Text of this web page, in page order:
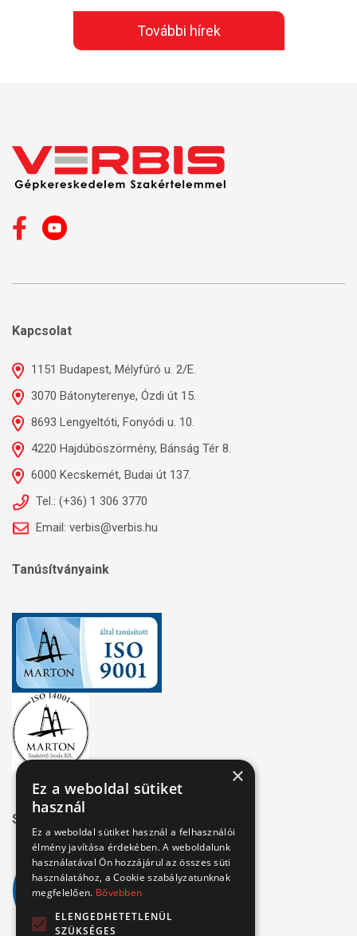
További hírek
Kapcsolat
1151 Budapest, Mélyfúró u. 2/E.
3070 Bátonyterenye, Ózdi út 15.
8693 Lengyeltóti, Fonyódi u. 10.
4220 Hajdúböszörmény, Bánság Tér 8.
6000 Kecskemét, Budai út 137.
Tel.: (+36) 1 306 3770
Email: verbis@verbis.hu
Tanúsítványaink
Széchenyi 2020
×
Ez a weboldal sütiket
használ
Ez a weboldal sütiket használ a felhasználói
élmény javítása érdekében. A weboldalunk
használatával Ön hozzájárul az összes süti
használatához, a Cookie szabályzatunknak
megfelelően. Bővebben
ELENGEDHETETLENÜL
SZÜKSÉGES